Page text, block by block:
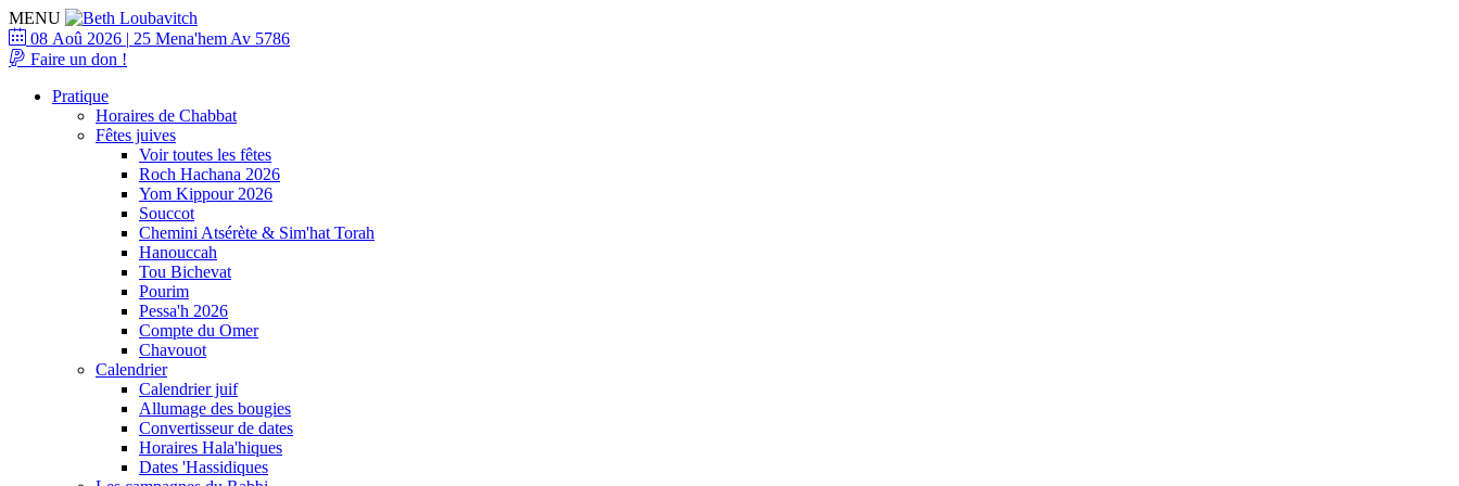
MENU
08 Aoû 2026 | 25 Mena'hem Av 5786
Faire un don !
Pratique
Horaires de Chabbat
Fêtes juives
Voir toutes les fêtes
Roch Hachana 2026
Yom Kippour 2026
Souccot
Chemini Atsérète & Sim'hat Torah
Hanouccah
Tou Bichevat
Pourim
Pessa'h 2026
Compte du Omer
Chavouot
Calendrier
Calendrier juif
Allumage des bougies
Convertisseur de dates
Horaires Hala'hiques
Dates 'Hassidiques